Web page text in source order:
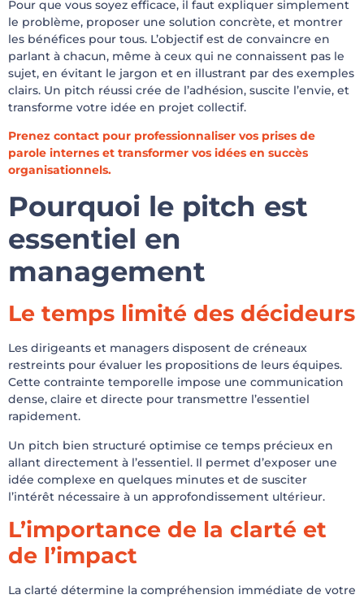
Pour que vous soyez efficace, il faut expliquer simplement
le problème, proposer une solution concrète, et montrer
les bénéfices pour tous. L’objectif est de convaincre en
parlant à chacun, même à ceux qui ne connaissent pas le
sujet, en évitant le jargon et en illustrant par des exemples
clairs. Un pitch réussi crée de l’adhésion, suscite l’envie, et
transforme votre idée en projet collectif.
Prenez contact pour professionnaliser vos prises de
parole internes et transformer vos idées en succès
organisationnels.
Pourquoi le pitch est
essentiel en
management
Le temps limité des décideurs
Les dirigeants et managers disposent de créneaux
restreints pour évaluer les propositions de leurs équipes.
Cette contrainte temporelle impose une communication
dense, claire et directe pour transmettre l’essentiel
rapidement.
Un pitch bien structuré optimise ce temps précieux en
allant directement à l’essentiel. Il permet d’exposer une
idée complexe en quelques minutes et de susciter
l’intérêt nécessaire à un approfondissement ultérieur.
L’importance de la clarté et
de l’impact
La clarté détermine la compréhension immédiate de votre